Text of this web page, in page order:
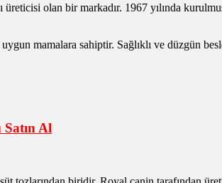
olan bir markadır. 1967 yılında
mamalara sahiptir. Sağlıklı ve düzgün
Al